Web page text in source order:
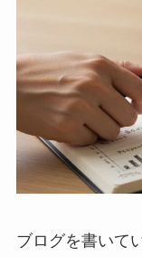
ブログを書いて